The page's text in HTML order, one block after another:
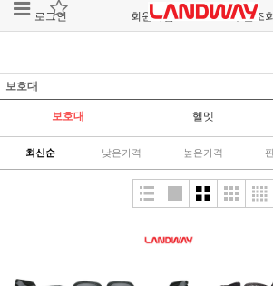
로그인 회원가입 주문조회
보호대
보호대 헬멧
최신순 낮은가격 높은가격